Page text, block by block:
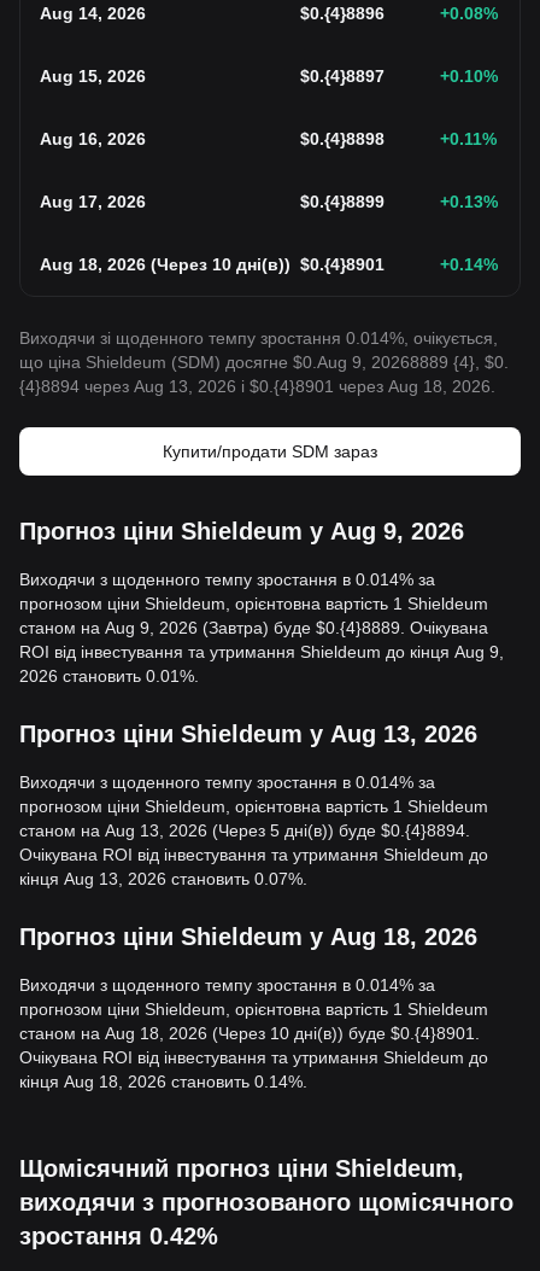
Aug 14, 2026 $0.{4}8896 +0.08%
Aug 15, 2026 $0.{4}8897 +0.10%
Aug 16, 2026 $0.{4}8898 +0.11%
Aug 17, 2026 $0.{4}8899 +0.13%
Aug 18, 2026 (Через 10 дні(в)) $0.{4}8901 +0.14%
Виходячи зі щоденного темпу зростання 0.014%, очікується,
що ціна Shieldeum (SDM) досягне $0.Aug 9, 20268889 {4}, $0.
{4}8894 через Aug 13, 2026 і $0.{4}8901 через Aug 18, 2026.
Купити/продати SDM зараз
Прогноз ціни Shieldeum у Aug 9, 2026
Виходячи з щоденного темпу зростання в 0.014% за
прогнозом ціни Shieldeum, орієнтовна вартість 1 Shieldeum
станом на Aug 9, 2026 (Завтра) буде $0.{4}8889. Очікувана
ROI від інвестування та утримання Shieldeum до кінця Aug 9,
2026 становить 0.01%.
Прогноз ціни Shieldeum у Aug 13, 2026
Виходячи з щоденного темпу зростання в 0.014% за
прогнозом ціни Shieldeum, орієнтовна вартість 1 Shieldeum
станом на Aug 13, 2026 (Через 5 дні(в)) буде $0.{4}8894.
Очікувана ROI від інвестування та утримання Shieldeum до
кінця Aug 13, 2026 становить 0.07%.
Прогноз ціни Shieldeum у Aug 18, 2026
Виходячи з щоденного темпу зростання в 0.014% за
прогнозом ціни Shieldeum, орієнтовна вартість 1 Shieldeum
станом на Aug 18, 2026 (Через 10 дні(в)) буде $0.{4}8901.
Очікувана ROI від інвестування та утримання Shieldeum до
кінця Aug 18, 2026 становить 0.14%.
Щомісячний прогноз ціни Shieldeum,
виходячи з прогнозованого щомісячного
зростання 0.42%